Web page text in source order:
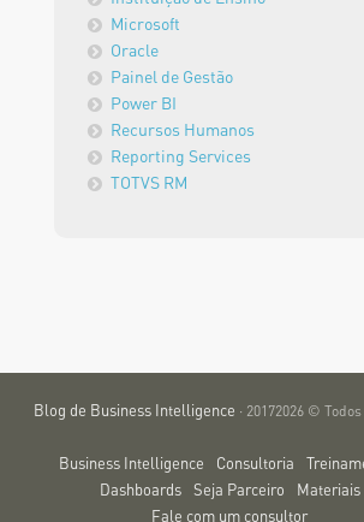
Microsoft
Oracle
Painel de Gestão
Power BI
Recursos Humanos
Reporting Services
TOTVS RM
Blog de Business Intelligence · 20172026 ©
Business Intelligence Consultoria
Dashboards
Seja Parceiro
Materiais
Fale com um consultor